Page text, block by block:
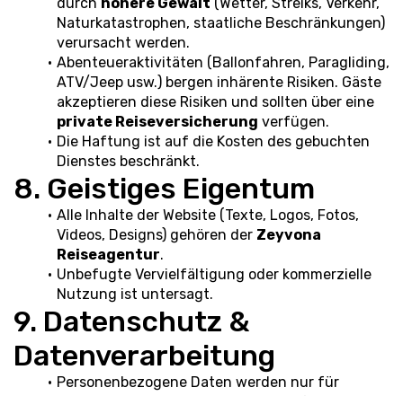
Naturkatastrophen, staatliche Beschränkungen)
verursacht werden.
Abenteueraktivitäten (Ballonfahren, Paragliding,
ATV/Jeep usw.) bergen inhärente Risiken. Gäste
private Reiseversicherung verfügen.
Die Haftung ist auf die Kosten des gebuchten
Dienstes beschränkt.
8. Geistiges Eigentum
Alle Inhalte der Website (Texte, Logos, Fotos,
Videos, Designs) gehören der Zeyvona
Reiseagentur.
Unbefugte Vervielfältigung oder kommerzielle
Nutzung ist untersagt.
9. Datenschutz &
Datenverarbeitung
Personenbezogene Daten werden nur für